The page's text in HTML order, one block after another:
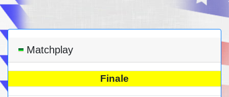
Matchplay
Finale